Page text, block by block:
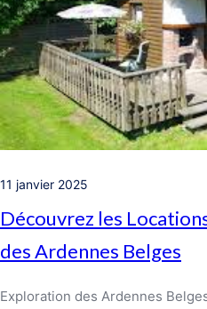
11 janvier 2025
Découvrez les
des Ardennes Belges
Exploration des Ardennes